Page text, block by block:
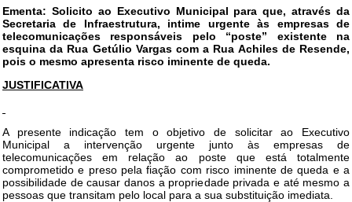
Ementa: Solicito ao Executivo Municipal para que, através da
Secretaria de Infraestrutura, intime urgente às empresas de
telecomunicações responsáveis pelo “poste” existente na
esquina da Rua Getúlio Vargas com a Rua Achiles de Resende,
pois o mesmo apresenta risco iminente de queda.
JUSTIFICATIVA
A presente indicação tem o objetivo de solicitar ao Executivo
Municipal a intervenção urgente junto às empresas de
telecomunicações em relação ao poste que está totalmente
comprometido e preso pela fiação com risco iminente de queda e a
possibilidade de causar danos a propriedade privada e até mesmo a
pessoas que transitam pelo local para a sua substituição imediata.